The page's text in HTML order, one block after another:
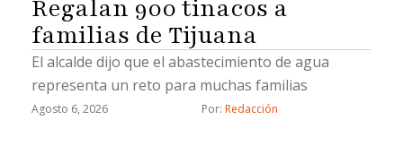
Regalan 900 tinacos a
familias de Tijuana
El alcalde dijo que el abastecimiento de agua
representa un reto para muchas familias
Agosto 6, 2026 Por: Redacción